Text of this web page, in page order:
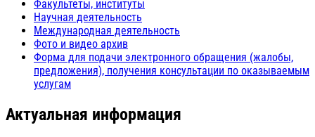
Факультеты, институты
Научная деятельность
Международная деятельность
Фото и видео архив
Форма для подачи электронного обращения (жалобы,
предложения), получения консультации по оказываемым
услугам
Актуальная информация